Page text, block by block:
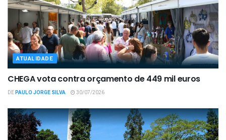
ATUALIDADE
CHEGA vota contra orçamento de 449 mil euros
DEPAULO JORGE SILVA 30/07/2026